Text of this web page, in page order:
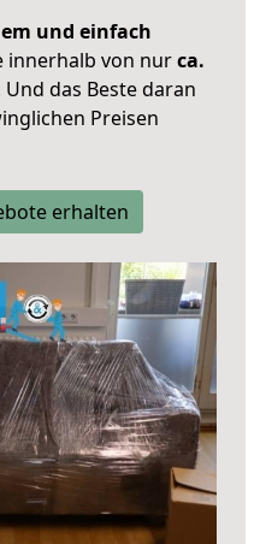
und einfach
innerhalb von nurca.
das Beste daran
Preisen
erhalten